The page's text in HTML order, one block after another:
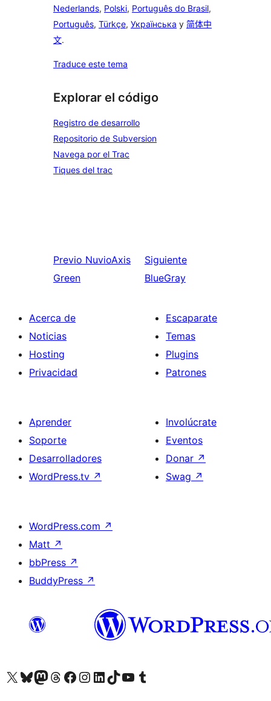
Nederlands, Polski, Português do Brasil,
Português, Türkçe, Українська y 简体中
文.
Traduce este tema
Explorar el código
Registro de desarrollo
Repositorio de Subversion
Navega por el Trac
Tiques del trac
Previo NuvioAxis
Green
Siguiente
BlueGray
Acerca de
Noticias
Hosting
Privacidad
Escaparate
Temas
Plugins
Patrones
Aprender
Soporte
Desarrolladores
WordPress.tv ↗
Involúcrate
Eventos
Donar ↗
Swag ↗
WordPress.com ↗
Matt ↗
bbPress ↗
BuddyPress ↗
Visita nuestra cuenta de X (anteriormente Twitter)
Visita nuestra cuenta de Bluesky
Visita nuestra cuenta de Mastodon
Visita nuestra cuenta de Threads
Visita nuestra página de Facebook
Visita nuestra cuenta de Instagram
Visita nuestra cuenta de LinkedIn
Visita nuestra cuenta de TikTok
Visita nuestro canal de YouTube
Visita nuestra cuenta de Tumblr